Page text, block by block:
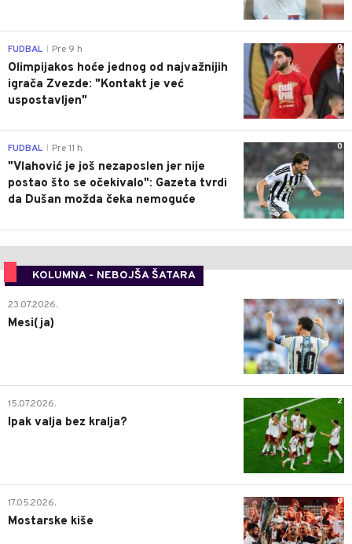
0
FUDBAL Pre 9 h
Olimpijakos hoće jednog od najvažnijih
igrača Zvezde: "Kontakt je već
uspostavljen"
0
FUDBAL Pre 11 h
"Vlahović je još nezaposlen jer nije
postao što se očekivalo": Gazeta tvrdi
da Dušan možda čeka nemoguće
KOLUMNA - NEBOJŠA ŠATARA
0
23.07.2026.
Mesi(ja)
2
15.07.2026.
Ipak valja bez kralja?
0
17.05.2026.
Mostarske kiše